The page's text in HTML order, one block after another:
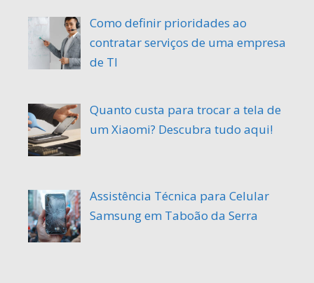
Como definir prioridades ao
contratar serviços de uma empresa
de TI
Quanto custa para trocar a tela de
um Xiaomi? Descubra tudo aqui!
Assistência Técnica para Celular
Samsung em Taboão da Serra